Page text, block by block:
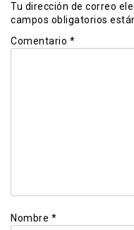
Tu dirección de correo
campos obligatorios
Comentario *
Nombre *